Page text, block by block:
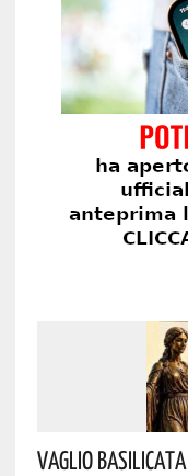
Vaglio Basilicata